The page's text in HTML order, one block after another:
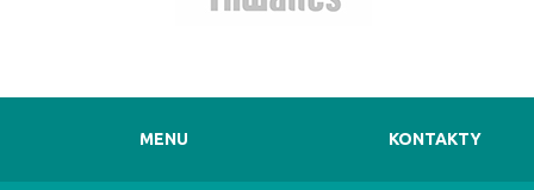
MENU KONTAKTY